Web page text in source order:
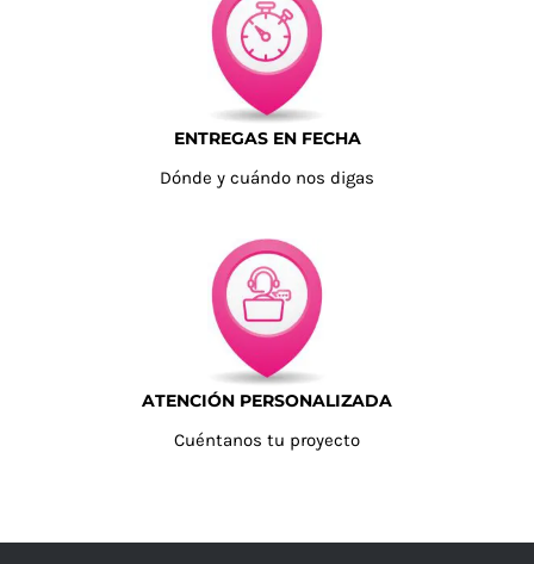
ENTREGAS EN FECHA
Dónde y cuándo nos digas
ATENCIÓN PERSONALIZADA
Cuéntanos tu proyecto